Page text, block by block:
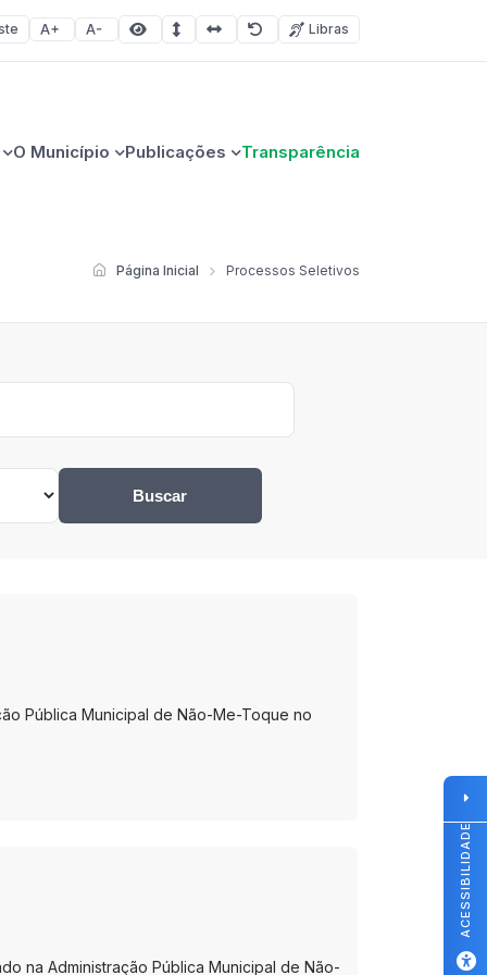
Aumentar fonte
Diminuir fonteÁrea selecionada
Espaçamento de linha
Espaço dos caracteres
RedefinirLibras
O Município Publicações Transparência
Página Inicial Processos Seletivos
Buscar
Pública Municipal de Não-Me-Toque no
na Administração Pública Municipal de Não-
ACESSIBILIDADE